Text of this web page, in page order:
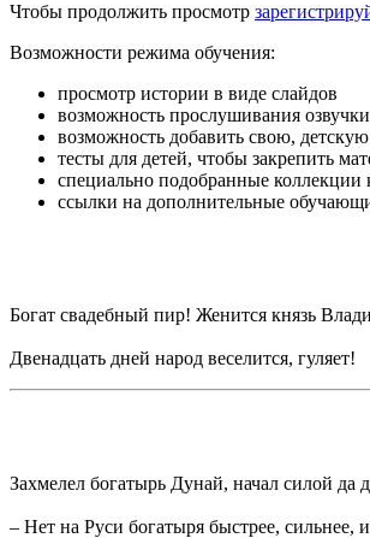
Чтобы продолжить просмотр
Возможности режима обучения:
просмотр истории в виде слайдов
возможность прослушивания
возможность добавить свою, детскую
тесты для детей, чтобы закрепить
специально подобранные коллекции
ссылки на дополнительные
Богат свадебный пир! Женится князь
Двенадцать дней народ веселится, гуляет!
Захмелел богатырь Дунай, начал силой да
– Нет на Руси богатыря быстрее, сильнее,